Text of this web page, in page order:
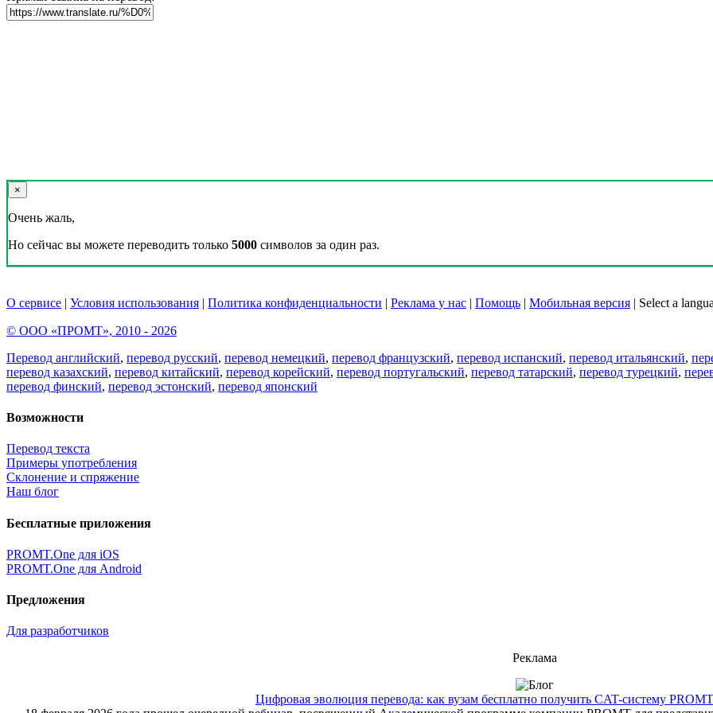
×
Очень жаль,
Но сейчас вы можете переводить только 5000 символов за один раз.
О сервисе | Условия использования | Политика конфиденциальности | Реклама у нас | Помощь | Мобильная версия | Select a
© ООО «ПРОМТ», 2010 - 2026
Перевод английский, перевод русский, перевод немецкий, перевод французский, перевод испанский, перевод итальянский,
перевод казахский, перевод китайский, перевод корейский, перевод португальский, перевод татарский, перевод турецкий,
перевод финский, перевод эстонский, перевод японский
Возможности
Перевод текста
Примеры употребления
Склонение и спряжение
Наш блог
Бесплатные приложения
PROMT.One для iOS
PROMT.One для Android
Предложения
Для разработчиков
Реклама
Цифровая эволюция перевода: как вузам бесплатно получить CAT-систему